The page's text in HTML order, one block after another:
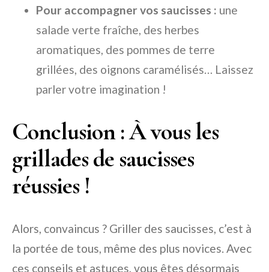
Pour accompagner vos saucisses : une
salade verte fraîche, des herbes
aromatiques, des pommes de terre
grillées, des oignons caramélisés… Laissez
parler votre imagination !
Conclusion : À vous les
grillades de saucisses
réussies !
Alors, convaincus ? Griller des saucisses, c’est à
la portée de tous, même des plus novices. Avec
ces conseils et astuces, vous êtes désormais